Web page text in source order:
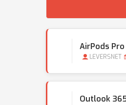
AirPods
LEVERSNET
Outlook